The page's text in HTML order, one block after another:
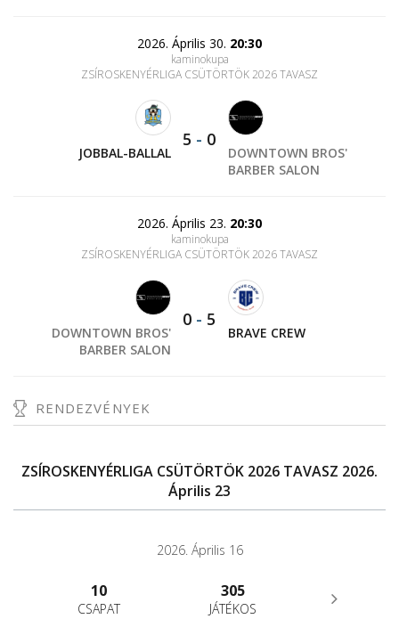
2026. Április 30. 20:30
kaminokupa
ZSÍROSKENYÉRLIGA CSÜTÖRTÖK 2026 TAVASZ
JOBBAL-BALLAL
5 - 0
DOWNTOWN BROS'
BARBER SALON
2026. Április 23. 20:30
kaminokupa
ZSÍROSKENYÉRLIGA CSÜTÖRTÖK 2026 TAVASZ
DOWNTOWN BROS'
BARBER SALON
0 - 5
BRAVE CREW
RENDEZVÉNYEK
ZSÍROSKENYÉRLIGA CSÜTÖRTÖK 2026 TAVASZ 2026.
Április 23
2026. Április 16
10
CSAPAT
305
JÁTÉKOS